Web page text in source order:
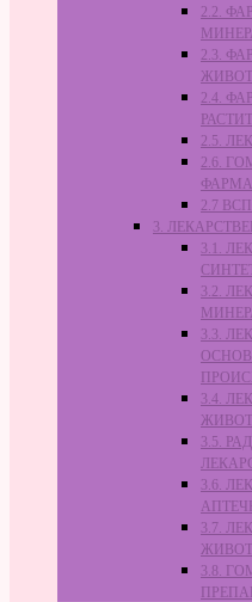
2.2.
2.3.
2.4.
2.5.
2.6.
2.7
3.
3.1.
3.2.
3.3.
3.4.
3.5.
3.6.
3.7.
3.8.